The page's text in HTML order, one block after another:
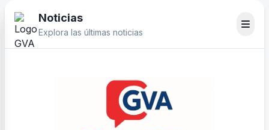
Noticias
Explora las últimas noticias